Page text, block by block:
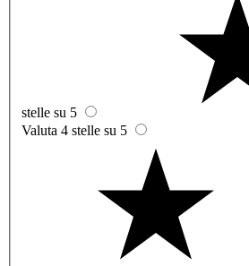
stelle su 5
Valuta 4 stelle su 5